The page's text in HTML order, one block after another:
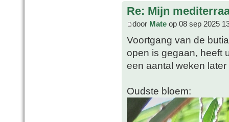
Re: Mijn
door Mate op 08 sep 2025
Voortgang van de
open is gegaan, heeft
een aantal weken
Oudste bloem: